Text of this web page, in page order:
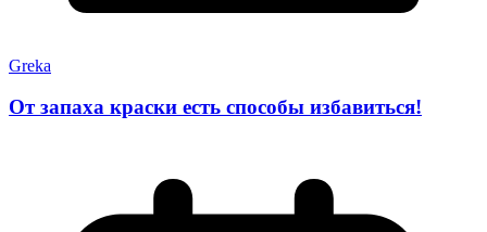
Greka
От запаха краски есть способы избавиться!